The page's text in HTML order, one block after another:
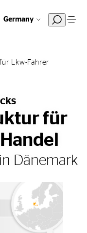
Germany
Lkw-Fahrer
für
Dänemark